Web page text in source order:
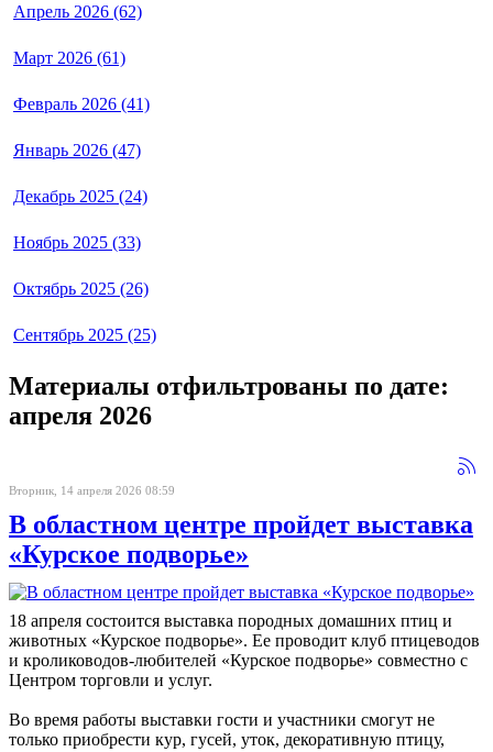
Апрель 2026 (62)
Март 2026 (61)
Февраль 2026 (41)
Январь 2026 (47)
Декабрь 2025 (24)
Ноябрь 2025 (33)
Октябрь 2025 (26)
Сентябрь 2025 (25)
Материалы отфильтрованы по дате:
апреля 2026
Вторник, 14 апреля 2026 08:59
В областном центре пройдет выставка
«Курское подворье»
18 апреля состоится выставка породных домашних птиц и
животных «Курское подворье». Ее проводит клуб птицеводов
и кролиководов-любителей «Курское подворье» совместно с
Центром торговли и услуг.
Во время работы выставки гости и участники смогут не
только приобрести кур, гусей, уток, декоративную птицу,